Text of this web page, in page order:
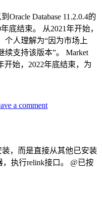
Oracle Database 11.2.0.4的
底结束。 从2021年开始，
个人理解为“因为市场上
续支持该版本”。 Market
开始，2022年底结束，为
a comment
，而是直接从其他已安装
执行relink接口。 @已按